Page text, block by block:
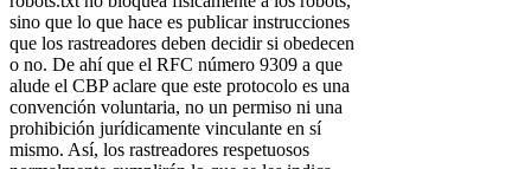
sino que lo que hace es publicar instrucciones
que los rastreadores deben decidir si obedecen
o no. De ahí que el RFC número 9309 a que
alude el CBP aclare que este protocolo es una
convención voluntaria, no un permiso ni una
prohibición jurídicamente vinculante en sí
mismo. Así, los rastreadores respetuosos